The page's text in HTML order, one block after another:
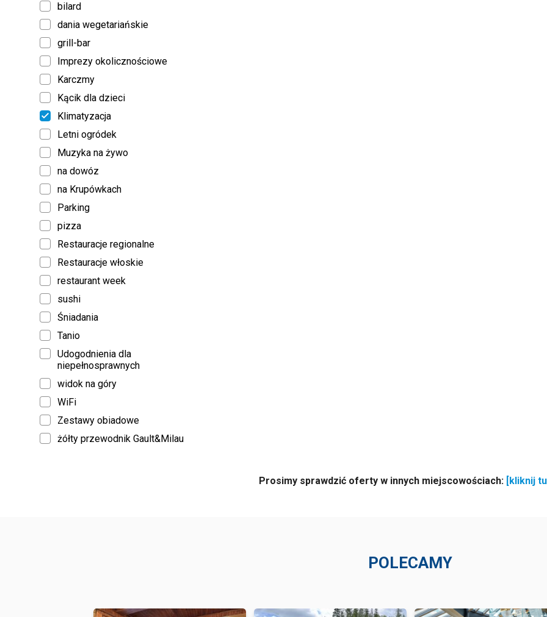
bilard
dania wegetariańskie
grill-bar
Imprezy okolicznościowe
Karczmy
Kącik dla dzieci
Klimatyzacja
Letni ogródek
Muzyka na żywo
na dowóz
na Krupówkach
Parking
pizza
Restauracje regionalne
Restauracje włoskie
restaurant week
sushi
Śniadania
Tanio
Udogodnienia dla
niepełnosprawnych
widok na góry
WiFi
Zestawy obiadowe
żółty przewodnik Gault&Milau
Prosimy sprawdzić oferty w innych miejscowościach: [kliknij
POLECAMY